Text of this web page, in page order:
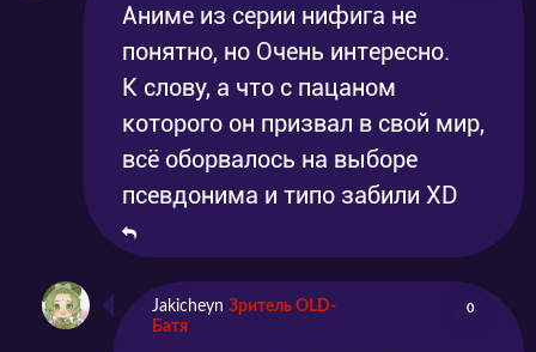
Аниме из серии нифига не
понятно, но Очень интересно.
К слову, а что с пацаном
которого он призвал в свой мир,
всё оборвалось на выборе
псевдонима и типо забили XD
Jakicheyn Зритель OLD-
Батя
0